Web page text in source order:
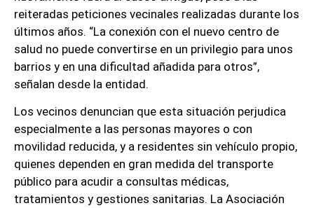
reiteradas peticiones vecinales realizadas durante los
últimos años. “La conexión con el nuevo centro de
salud no puede convertirse en un privilegio para unos
barrios y en una dificultad añadida para otros”,
señalan desde la entidad.
Los vecinos denuncian que esta situación perjudica
especialmente a las personas mayores o con
movilidad reducida, y a residentes sin vehículo propio,
quienes dependen en gran medida del transporte
público para acudir a consultas médicas,
tratamientos y gestiones sanitarias. La Asociación